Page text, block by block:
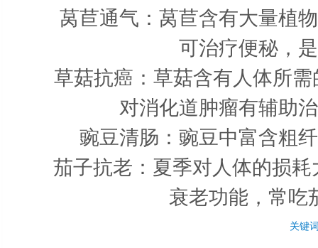
莴苣通气：莴苣含有大量植物
可治疗便秘，
草菇抗癌：草菇含有人体所需
对消化道肿瘤有辅助
豌豆清肠：豌豆中富含粗纤
茄子抗老：夏季对人体的损耗
衰老功能，常吃
关键